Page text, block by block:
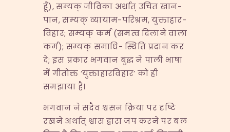
हूँ), सम्यक् जीविका अर्थात् उचित खान-
पान, सम्यक् व्यायाम-परिश्रम, युक्ताहार-
विहार; सम्यक् कर्म (समत्व दिलाने वाला
कर्म); सम्यक् समाधि- स्थिति प्रदान कर
दे; इस प्रकार भगवान बुद्ध ने पाली भाषा
में गीतोक्त ‘युक्ताहारविहार’ को ही
समझाया है।
भगवान ने सदैव श्वसन क्रिया पर दृष्टि
रखने अर्थात् श्वास द्वारा जप करने पर बल